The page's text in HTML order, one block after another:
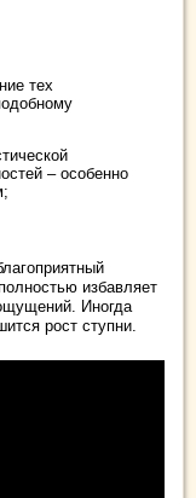
тех
– особенно
избавляет
Иногда
рост ступни.